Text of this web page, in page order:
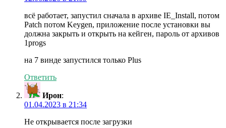
всё работает, запустил сначала в архиве IE_Install, потом
Patch потом Keygen, приложение после установки вы
должна закрыть и открыть на кейген, пароль от архивов
1progs
на 7 винде запустился только Plus
Ответить
Ирон:
01.04.2023 в 21:34
Не открывается после загрузки